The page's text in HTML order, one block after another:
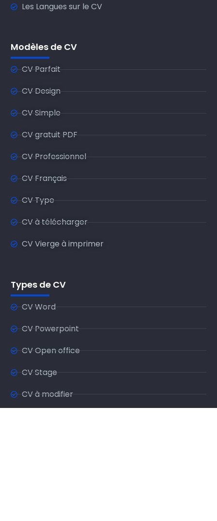
Les Langues sur le CV
Modèles de CV
CV Parfait
CV Design
CV Simple
CV gratuit PDF
CV Professionnel
CV Français
CV Type
CV à télécharger
CV Vierge à imprimer
Types de CV
CV Word
CV Powerpoint
CV Open office
CV Stage
CV à modifier